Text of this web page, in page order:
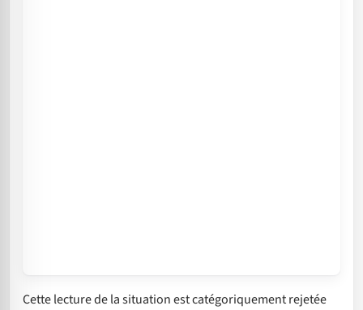
Cette lecture de la situation est catégoriquement rejetée